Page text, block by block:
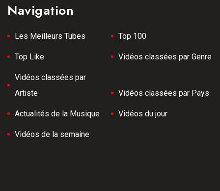
Navigation
Les Meilleurs Tubes Top 100
Top Like Vidéos classées par Genre
Vidéos classées par
Artiste
Vidéos classées par Pays
Actualités de la Musique Vidéos du jour
Vidéos de la semaine